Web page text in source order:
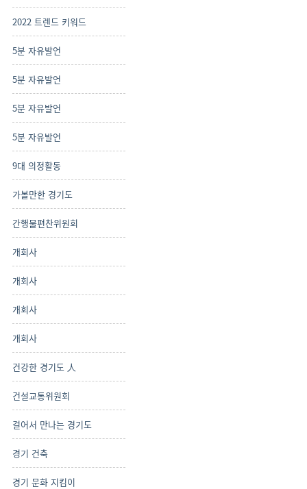
2022 트렌드 키워드
5분 자유발언
5분 자유발언
5분 자유발언
5분 자유발언
9대 의정활동
가볼만한 경기도
간행물편찬위원회
개회사
개회사
개회사
개회사
건강한 경기도 人
건설교통위원회
걸어서 만나는 경기도
경기 건축
경기 문화 지킴이